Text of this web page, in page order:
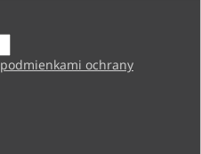
podmienkami ochrany